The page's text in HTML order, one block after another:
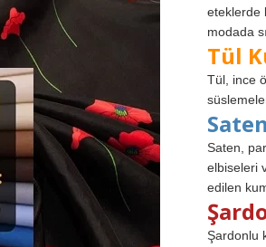
eteklerde
modada
Tül
Tül, ince
Saten,
elbiseleri
edilen
Şardonlu